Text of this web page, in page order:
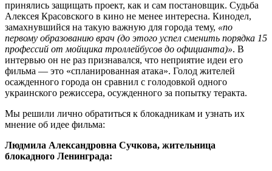
принялись защищать проект, как и сам постановщик. Судьба
Алексея Красовского в кино не менее интересна. Кинодел,
замахнувшийся на такую важную для города тему, «по
первому образованию врач (до этого успел сменить порядка 15
профессий от мойщика троллейбусов до официанта)». В
интервью он не раз признавался, что неприятие идеи его
фильма — это «спланированная атака». Голод жителей
осажденного города он сравнил с голодовкой одного
украинского режиссера, осужденного за попытку теракта.
Мы решили лично обратиться к блокадникам и узнать их
мнение об идее фильма:
Людмила Александровна Сучкова, жительница
блокадного Ленинграда: